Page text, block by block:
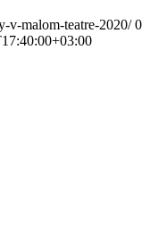
v-malom-teatre-2020/ 0